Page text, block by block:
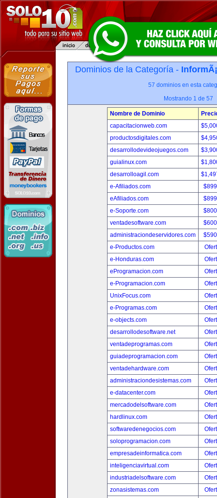
Dominios de la Categoría -
57 dominios en esta
Mostrando 1 de 57
Nombre de Dominio
capacitacionweb.com
productosdigitales.com
desarrollodevideojuegos.com
guialinux.com
desarrolloagil.com
e-Afiliados.com
eAfiliados.com
e-Soporte.com
ventadesoftware.com
administraciondeservidores.com
e-Productos.com
e-Honduras.com
eProgramacion.com
e-Programacion.com
UnixFocus.com
e-Programas.com
e-objects.com
desarrollodesoftware.net
ventadeprogramas.com
guiadeprogramacion.com
ventadehardware.com
administraciondesistemas.com
e-datacenter.com
mercadodelsoftware.com
hardlinux.com
softwaredenegocios.com
soloprogramacion.com
empresadeinformatica.com
inteligenciavirtual.com
industriadelsoftware.com
zonasistemas.com